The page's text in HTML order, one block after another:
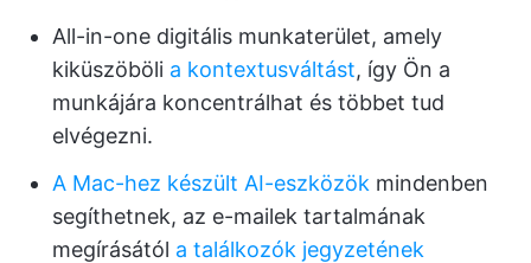
All-in-one digitális munkaterület, amely
kiküszöböli a kontextusváltást, így Ön a
munkájára koncentrálhat és többet tud
elvégezni.
A Mac-hez készült AI-eszközök mindenben
segíthetnek, az e-mailek tartalmának
megírásától a találkozók jegyzetének